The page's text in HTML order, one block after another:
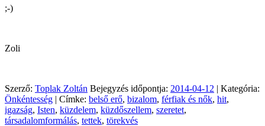
;-)
Zoli
Szerző: Toplak Zoltán Bejegyzés időpontja: 2014-04-12 | Kategória:
Önkéntesség | Címke: belső erő, bizalom, férfiak és nők, hit,
igazság, Isten, küzdelem, küzdőszellem, szeretet,
társadalomformálás, tettek, törekvés